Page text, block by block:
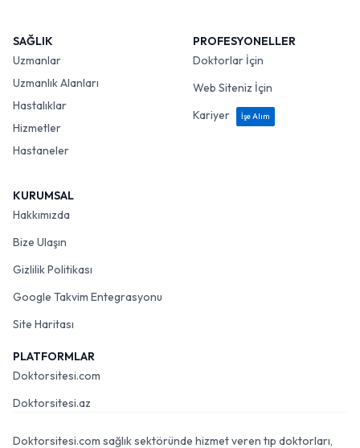
SAĞLIK
Uzmanlar
Uzmanlık Alanları
Hastalıklar
Hizmetler
Hastaneler
PROFESYONELLER
Doktorlar İçin
Web Siteniz İçin
Kariyer
İşe Alım
KURUMSAL
Hakkımızda
Bize Ulaşın
Gizlilik Politikası
Google Takvim Entegrasyonu
Site Haritası
PLATFORMLAR
Doktorsitesi.com
Doktorsitesi.az
Doktorsitesi.com sağlık sektöründe hizmet veren tıp doktorları,